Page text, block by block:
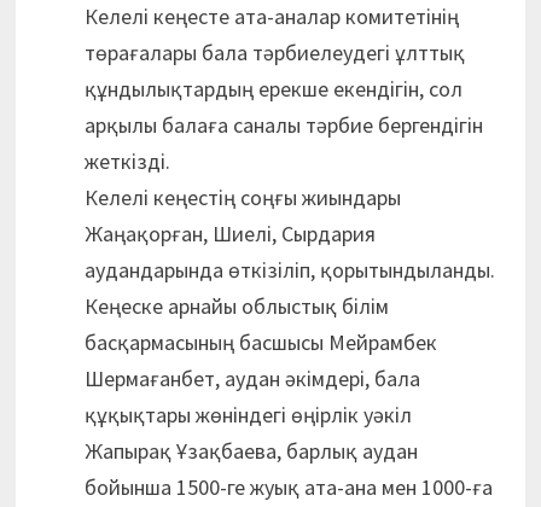
Келелі кеңесте ата-аналар комитетінің
төрағалары бала тәрбиелеудегі ұлттық
құндылықтардың ерекше екендігін, сол
арқылы балаға саналы тәрбие бергендігін
жеткізді.
Келелі кеңестің соңғы жиындары
Жаңақорған, Шиелі, Сырдария
аудандарында өткізіліп, қорытындыланды.
Кеңеске арнайы облыстық білім
басқармасының басшысы Мейрамбек
Шермағанбет, аудан әкімдері, бала
құқықтары жөніндегі өңірлік уәкіл
Жапырақ Ұзақбаева, барлық аудан
бойынша 1500-ге жуық ата-ана мен 1000-ға